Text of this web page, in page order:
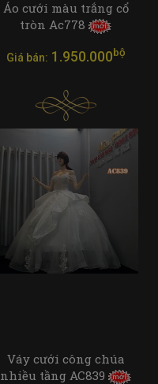
Áo cưới màu trắng cổ
tròn Ac778
Giá bán: 1.950.000bộ
Váy cưới công chúa
nhiều tầng AC839